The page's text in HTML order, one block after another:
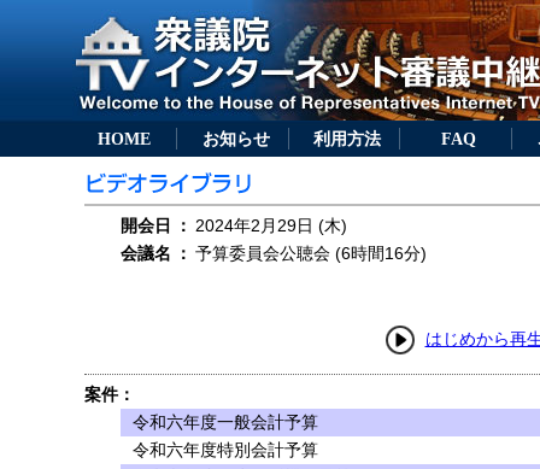
HOME お知らせ 利用方法 FAQ
開会日 ： 2024年2月29日 (木)
会議名
： 予算委員会公聴会 (6時間16分)
はじめから再
案件：
令和六年度一般会計予算
令和六年度特別会計予算